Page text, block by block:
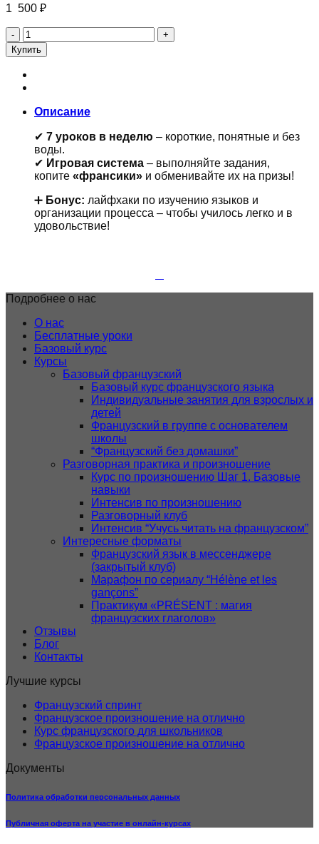
1 500 ₽
Количество
товара
Закрытый
клуб
"Французский
мессенджере"
месяц)
Купить
Описание
✔ 7 уроков в неделю – короткие, понятные и без
воды.
✔ Игровая система – выполняйте задания,
копите «франсики» и обменивайте их на призы!
➕ Бонус: лайфхаки по изучению языков и
организации процесса – чтобы училось легко и в
удовольствие!
Подробнее о нас
О нас
Бесплатные уроки
Базовый курс
Курсы
Базовый французский
Базовый курс французского языка
Индивидуальные занятия для взрослых и
детей
Французский в группе с основателем
школы
“Французский без домашки”
Разговорная практика и произношение
Курс по произношению Шаг 1. Базовые
навыки
Интенсив по произношению
Разговорный клуб
Интенсив “Учусь читать на французском”
Интересные форматы
Французский язык в мессенджере
(закрытый клуб)
Марафон по сериалу “Hélène et les
gançons”
Практикум «PRÉSENT : магия
французских глаголов»
Отзывы
Блог
Контакты
Лучшие курсы
Французский спринт
Французское произношение на отлично
Курс французского для школьников
Французское произношение на отлично
Документы
Политика обработки персональных данных
Публичная оферта на участие в онлайн-курсах